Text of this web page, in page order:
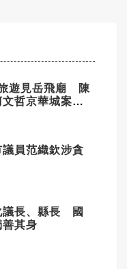
遊見岳飛廟 陳
哲京華城案平
員范織欽涉貪
議長、縣長 國
善其身